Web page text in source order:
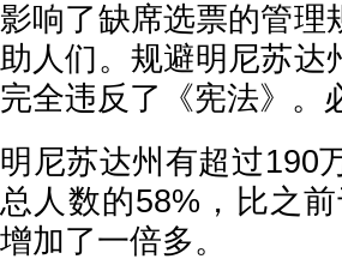
影响了缺席选票的管理
助人们。规避明尼苏达
完全违反了《宪法》。
明尼苏达州有超过190
总人数的58%，比之
增加了一倍多。